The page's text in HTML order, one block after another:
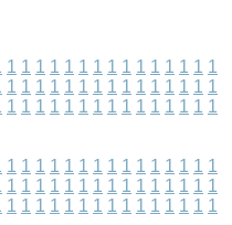
1 1 1 1 1 1 1 1 1 1 1 1 1 1 1
1 1 1 1 1 1 1 1 1 1 1 1 1 1 1
1 1 1 1 1 1 1 1 1 1 1 1 1 1 1
1 1 1 1 1 1 1 1 1 1 1 1 1 1 1
1 1 1 1 1 1 1 1 1 1 1 1 1 1 1
1 1 1 1 1 1 1 1 1 1 1 1 1 1 1